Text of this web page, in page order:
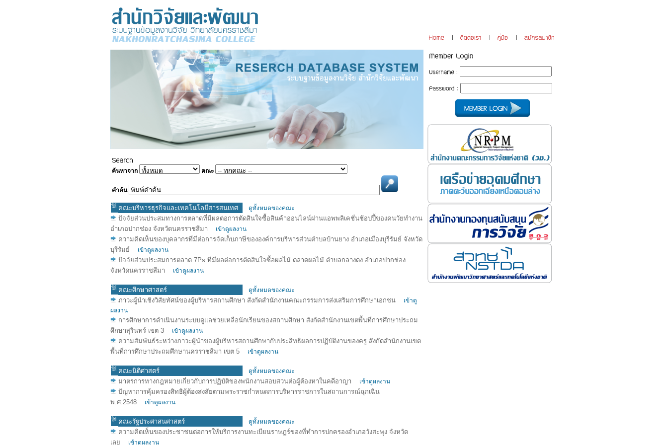
ค้นหาจาก คณะ
คำค้น
คณะบริหารธุรกิจและเทคโนโลยีสารสนเทศ ดูทั้งหมดของคณะ
ปัจจัยส่วนประสมทางการตลาดที่มีผลต่อการตัดสินใจซื้อสินค้าออนไลน์ผ่านแอพพลิเคชั่นช้อปปี้ของคนวัยทำงาน
อำเภอปากช่อง จังหวัดนครราชสีมา
เข้าดูผลงาน
ความคิดเห็นของบุคลากรที่มีต่อการจัดเก็บภาษีขององค์การบริหารส่วนตำบลบ้านยาง อำเภอเมืองบุรีรัมย์ จังหวัด
บุรีรัมย์
เข้าดูผลงาน
ปัจจัยส่วนประสมการตลาด 7Ps ที่มีผลต่อการตัดสินใจซื้อผลไม้ ตลาดผลไม้ ตำบลกลางดง อำเภอปากช่อง
จังหวัดนครราชสีมา
เข้าดูผลงาน
คณะศึกษาศาสตร์ ดูทั้งหมดของคณะ
ภาวะผู้นำเชิงวิสัยทัศน์ของผู้บริหารสถานศึกษา สังกัดสำนักงานคณะกรรมการส่งเสริมการศึกษาเอกชน
เข้าดู
ผลงาน
การศึกษาการดำเนินงานระบบดูแลช่วยเหลือนักเรียนของสถานศึกษา สังกัดสำนักงานเขตพื้นที่การศึกษาประถม
ศึกษาสุรินทร์ เขต 3
เข้าดูผลงาน
ความสัมพันธ์ระหว่างภาวะผู้นำของผู้บริหารสถานศึกษากับประสิทธิผลการปฏิบัติงานของครู สังกัดสำนักงานเขต
พื้นที่การศึกษาประถมศึกษานครราชสีมา เขต 5
เข้าดูผลงาน
คณะนิติศาสตร์ ดูทั้งหมดของคณะ
มาตรการทางกฎหมายเกี่ยวกับการปฏิบัติของพนักงานสอบสวนต่อผู้ต้องหาในคดีอาญา เข้าดูผลงาน
ปัญหาการคุ้มครองสิทธิผู้ต้องสงสัยตามพระราชกำหนดการบริหารราชการในสถานการณ์ฉุกเฉิน
พ.ศ.2548
เข้าดูผลงาน
คณะรัฐประศาสนศาสตร์ ดูทั้งหมดของคณะ
ความคิดเห็นของประชาชนต่อการให้บริการงานทะเบียนราษฎร์ของที่ทำการปกครองอำเภอวังสะพุง จังหวัด
เลย
เข้าดูผลงาน